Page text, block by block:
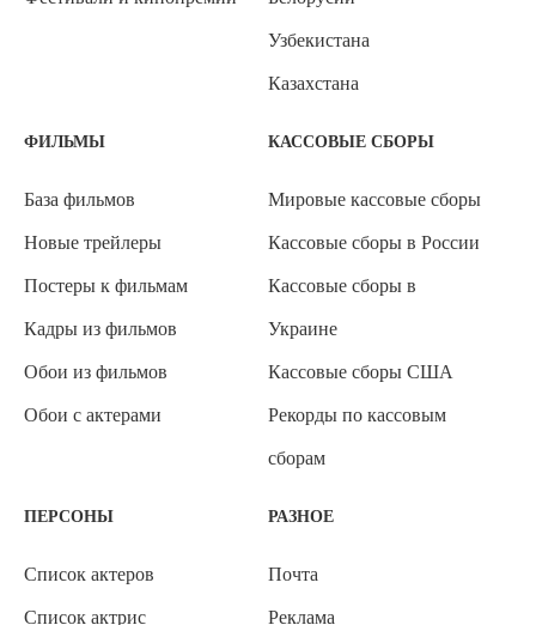
Узбекистана
Казахстана
ФИЛЬМЫ
База фильмов
Новые трейлеры
Постеры к фильмам
Кадры из фильмов
Обои из фильмов
Обои с актерами
КАССОВЫЕ СБОРЫ
Мировые кассовые сборы
Кассовые сборы в России
Кассовые сборы в
Украине
Кассовые сборы США
Рекорды по кассовым
сборам
ПЕРСОНЫ
Список актеров
Список актрис
РАЗНОЕ
Почта
Реклама